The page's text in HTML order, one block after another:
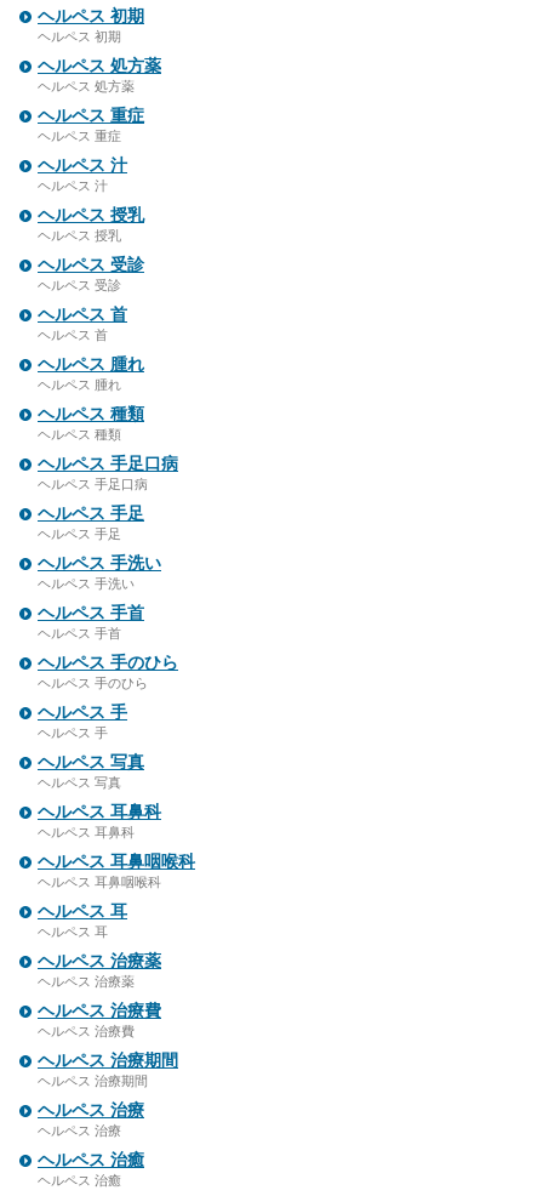
ヘルペス 初期
ヘルペス 初期
ヘルペス 処方薬
ヘルペス 処方薬
ヘルペス 重症
ヘルペス 重症
ヘルペス 汁
ヘルペス 汁
ヘルペス 授乳
ヘルペス 授乳
ヘルペス 受診
ヘルペス 受診
ヘルペス 首
ヘルペス 首
ヘルペス 腫れ
ヘルペス 腫れ
ヘルペス 種類
ヘルペス 種類
ヘルペス 手足口病
ヘルペス 手足口病
ヘルペス 手足
ヘルペス 手足
ヘルペス 手洗い
ヘルペス 手洗い
ヘルペス 手首
ヘルペス 手首
ヘルペス 手のひら
ヘルペス 手のひら
ヘルペス 手
ヘルペス 手
ヘルペス 写真
ヘルペス 写真
ヘルペス 耳鼻科
ヘルペス 耳鼻科
ヘルペス 耳鼻咽喉科
ヘルペス 耳鼻咽喉科
ヘルペス 耳
ヘルペス 耳
ヘルペス 治療薬
ヘルペス 治療薬
ヘルペス 治療費
ヘルペス 治療費
ヘルペス 治療期間
ヘルペス 治療期間
ヘルペス 治療
ヘルペス 治療
ヘルペス 治癒
ヘルペス 治癒